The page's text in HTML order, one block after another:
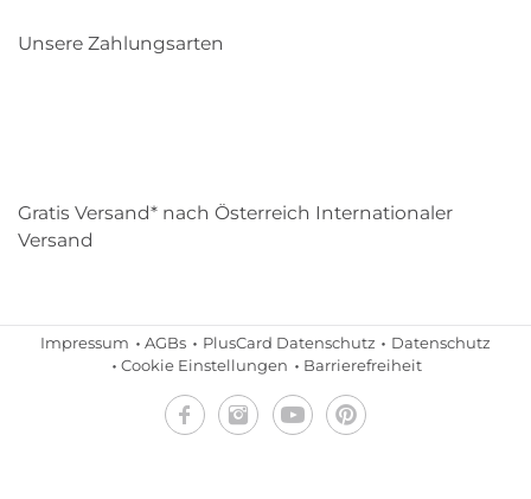
Unsere Zahlungsarten
Gratis Versand* nach Österreich Internationaler
Versand
Impressum AGBs PlusCard Datenschutz
Datenschutz
Cookie Einstellungen
Barrierefreiheit